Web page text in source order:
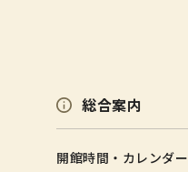
総合案内
開館時間・カレンダー